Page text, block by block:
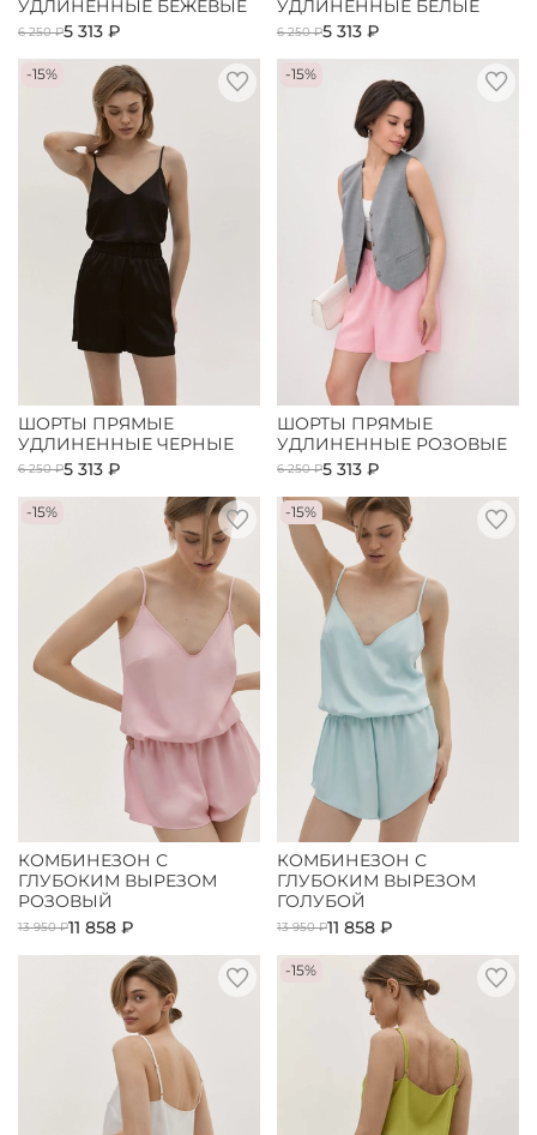
УДЛИНЕННЫЕ БЕЖЕВЫЕ
6 250 ₽5 313 ₽
УДЛИНЕННЫЕ БЕЛЫЕ
6 250 ₽5 313 ₽
-15%
ШОРТЫ ПРЯМЫЕ
УДЛИНЕННЫЕ ЧЕРНЫЕ
6 250 ₽5 313 ₽
-15%
ШОРТЫ ПРЯМЫЕ
УДЛИНЕННЫЕ РОЗОВЫЕ
6 250 ₽5 313 ₽
-15%
КОМБИНЕЗОН С
ГЛУБОКИМ ВЫРЕЗОМ
РОЗОВЫЙ
13 950 ₽11 858 ₽
-15%
КОМБИНЕЗОН С
ГЛУБОКИМ ВЫРЕЗОМ
ГОЛУБОЙ
13 950 ₽11 858 ₽
-15%